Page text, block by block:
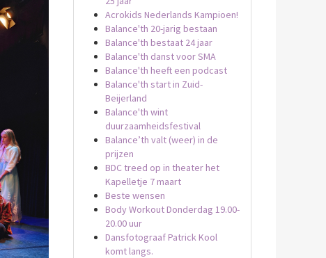
Acrokids Nederlands Kampioen!
Balance'th 20-jarig bestaan
Balance'th bestaat 24 jaar
Balance'th danst voor SMA
Balance'th heeft een podcast
Balance'th start in Zuid-
Beijerland
Balance'th wint
duurzaamheidsfestival
Balance’th valt (weer) in de
prijzen
BDC treed op in theater het
Kapelletje 7 maart
Beste wensen
Body Workout Donderdag 19.00-
20.00 uur
Dansfotograaf Patrick Kool
komt langs.